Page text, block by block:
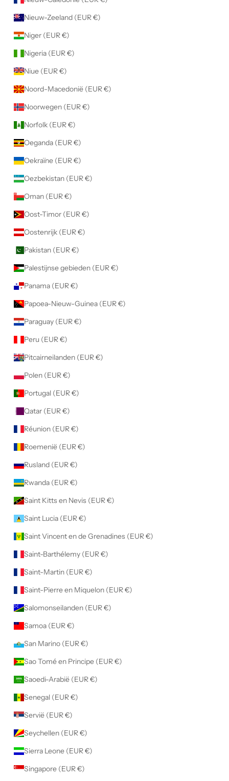
Nieuw-Zeeland (EUR €)
Niger (EUR €)
Nigeria (EUR €)
Niue (EUR €)
Noord-Macedonië (EUR €)
Noorwegen (EUR €)
Norfolk (EUR €)
Oeganda (EUR €)
Oekraïne (EUR €)
Oezbekistan (EUR €)
Oman (EUR €)
Oost-Timor (EUR €)
Oostenrijk (EUR €)
Pakistan (EUR €)
Palestijnse gebieden (EUR €)
Panama (EUR €)
Papoea-Nieuw-Guinea (EUR €)
Paraguay (EUR €)
Peru (EUR €)
Pitcairneilanden (EUR €)
Polen (EUR €)
Portugal (EUR €)
Qatar (EUR €)
Réunion (EUR €)
Roemenië (EUR €)
Rusland (EUR €)
Rwanda (EUR €)
Saint Kitts en Nevis (EUR €)
Saint Lucia (EUR €)
Saint Vincent en de Grenadines (EUR €)
Saint-Barthélemy (EUR €)
Saint-Martin (EUR €)
Saint-Pierre en Miquelon (EUR €)
Salomonseilanden (EUR €)
Samoa (EUR €)
San Marino (EUR €)
Sao Tomé en Principe (EUR €)
Saoedi-Arabië (EUR €)
Senegal (EUR €)
Servië (EUR €)
Seychellen (EUR €)
Sierra Leone (EUR €)
Singapore (EUR €)